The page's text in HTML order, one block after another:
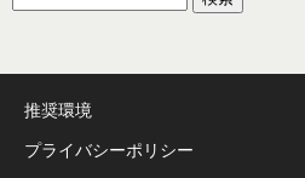
推奨環境
プライバシーポリシー